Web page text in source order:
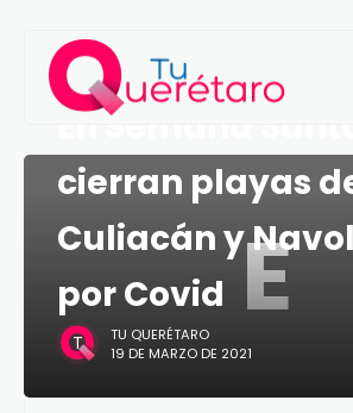
E
MÉXICO
En Semana Santa,
cierran playas
Culiacán y
por Covid
TU QUERÉTARO
19 DE MARZO DE 2021